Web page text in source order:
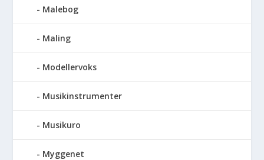
Malebog
Maling
Modellervoks
Musikinstrumenter
Musikuro
Myggenet